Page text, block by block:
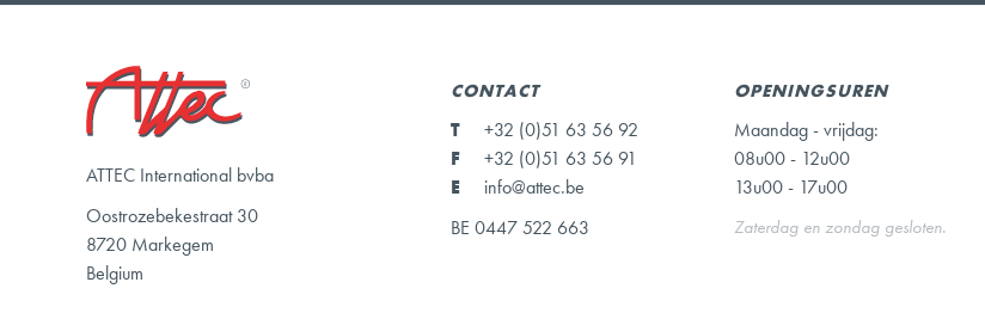
ATTEC International bvba
Oostrozebekestraat 30
8720 Markegem
Belgium
CONTACT
T
+32 (0)51 63 56 92
F
+32 (0)51 63 56 91
E
info@attec.be
BE 0447 522 663
OPENINGSUREN
Maandag - vrijdag:
08u00 - 12u00
13u00 - 17u00
Zaterdag en zondag gesloten.